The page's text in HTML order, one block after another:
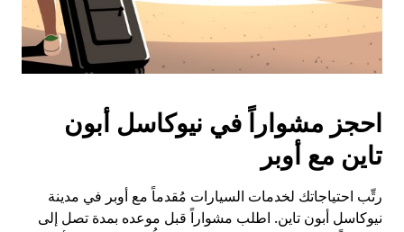
احجز مشواراً في نيوكاسل أبون
تاين مع أوبر
رتِّب احتياجاتك لخدمات السيارات مُقدماً مع أوبر في مدينة
نيوكاسل أبون تاين. اطلب مشواراً قبل موعده بمدة تصل إلى